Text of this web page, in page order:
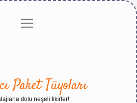
Gizlilikmenüyü
Paket Tüyoları
dolu neşeli fikirler!